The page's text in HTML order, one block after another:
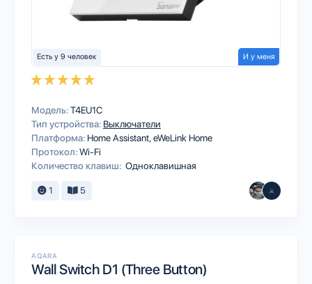
Есть у 9 человек И у меня
Модель:T4EU1C
Тип устройства: Выключатели
Платформа: Home AssistanteWeLink Home
Протокол:Wi-Fi
Количество клавиш: Одноклавишная
1 5
AQARA
Wall Switch D1 (Three Button)